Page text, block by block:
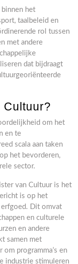
binnen het
taalbeleid en
rol tussen
met andere
dat bijdraagt
Cultuur?
om het
en te
scala aan taken
het bevorderen,
sector.
van Cultuur is het
is op het
Dit omvat
en culturele
en andere
samen met
programma’s en
industrie stimuleren